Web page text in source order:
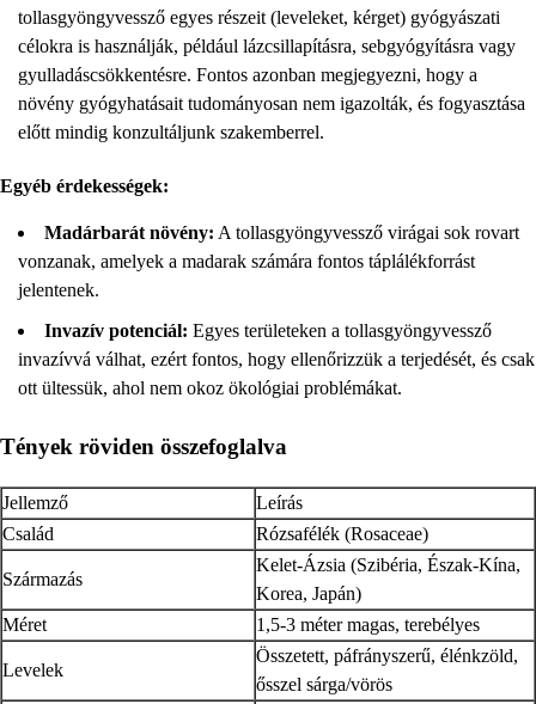
tollasgyöngyvessző egyes részeit (leveleket, kérget) gyógyászati
célokra is használják, például lázcsillapításra, sebgyógyításra vagy
gyulladáscsökkentésre. Fontos azonban megjegyezni, hogy a
növény gyógyhatásait tudományosan nem igazolták, és fogyasztása
előtt mindig konzultáljunk szakemberrel.
Egyéb érdekességek:
Madárbarát növény: A tollasgyöngyvessző virágai sok rovart
vonzanak, amelyek a madarak számára fontos táplálékforrást
jelentenek.
Invazív potenciál: Egyes területeken a tollasgyöngyvessző
invazívvá válhat, ezért fontos, hogy ellenőrizzük a terjedését, és csak
ott ültessük, ahol nem okoz ökológiai problémákat.
Tények röviden összefoglalva
Jellemző
Leírás
Család
Rózsafélék (Rosaceae)
Származás
Kelet-Ázsia (Szibéria, Észak-Kína,
Korea, Japán)
Méret
1,5-3 méter magas, terebélyes
Levelek
Összetett, páfrányszerű, élénkzöld,
ősszel sárga/vörös